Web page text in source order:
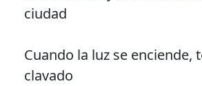
ciudad
Cuando la luz se enciende,
clavado